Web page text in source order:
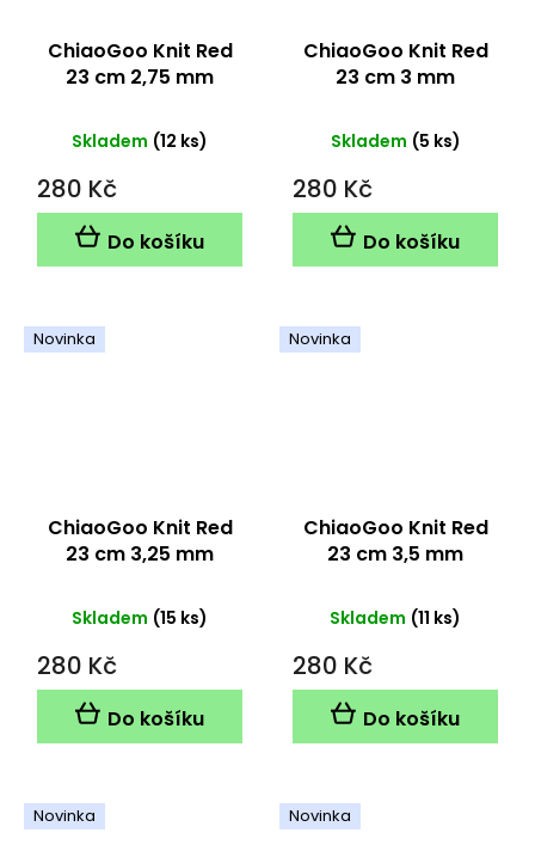
ChiaoGoo Knit Red
23 cm 2,75 mm
Skladem (12 ks)
280 Kč
Do košíku
ChiaoGoo Knit Red
23 cm 3 mm
Skladem (5 ks)
280 Kč
Do košíku
Novinka
ChiaoGoo Knit Red
23 cm 3,25 mm
Skladem (15 ks)
280 Kč
Do košíku
Novinka
ChiaoGoo Knit Red
23 cm 3,5 mm
Skladem (11 ks)
280 Kč
Do košíku
Novinka Novinka